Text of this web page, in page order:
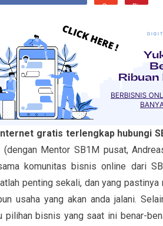
gratis terlengkap hubungi
Mentor SB1M pusat,
komunitas bisnis online dari
penting sekali, dan yang
usaha yang akan anda jalani.
pilihan bisnis yang saat ini benar-